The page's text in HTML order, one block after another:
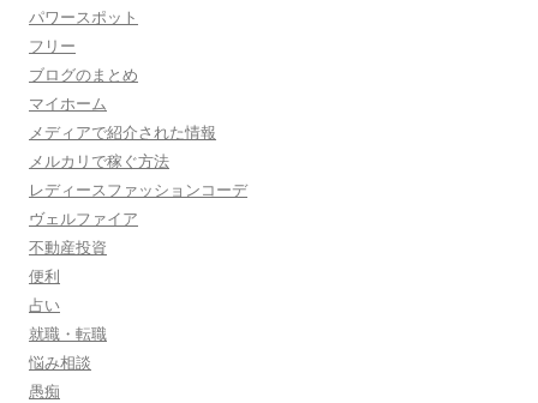
パワースポット
フリー
ブログのまとめ
マイホーム
メディアで紹介された情報
メルカリで稼ぐ方法
レディースファッションコーデ
ヴェルファイア
不動産投資
便利
占い
就職・転職
悩み相談
愚痴